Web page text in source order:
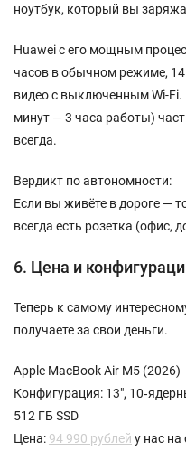
ноутбук, который вы
Huawei с его мощным
часов в обычном режиме,
видео с выключенным Wi-
минут — 3 часа работы)
всегда.
Вердикт по автономности:
Если вы живёте в дороге —
всегда есть розетка (офис,
6. Цена и
Теперь к самому
получаете за свои деньги.
Apple MacBook Air M5 (2026)
Конфигурация: 13",
512 ГБ SSD
Цена: 94 990 рублей у нас на